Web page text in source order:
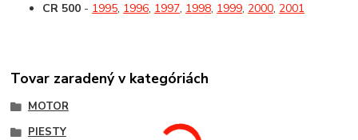
CR 500 - 1995, 1996, 1997, 1998, 1999, 2000, 2001
Tovar zaradený v kategóriách
MOTOR
PIESTY